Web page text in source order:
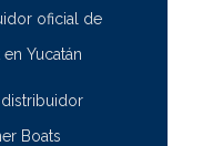
oficial de
Yucatán
distribuidor
Boats